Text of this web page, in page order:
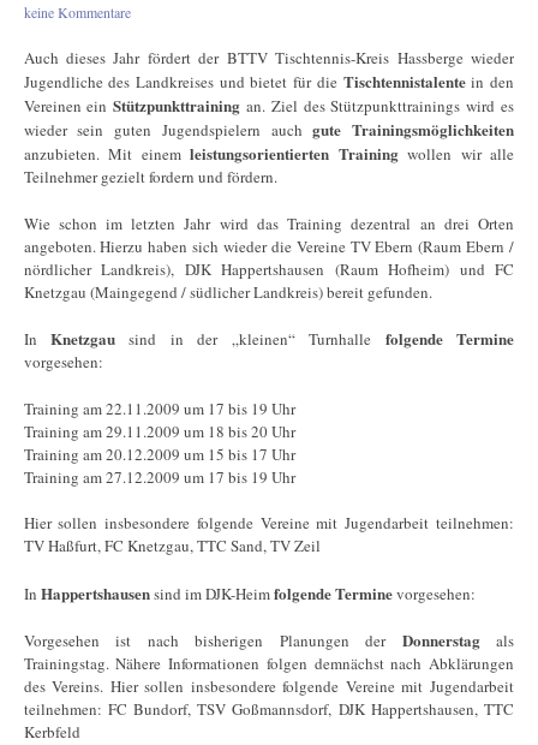
keine Kommentare
Auch dieses Jahr fördert der BTTV Tischtennis-Kreis Hassberge wieder
Jugendliche des Landkreises und bietet für die Tischtennistalentein den
Vereinen einStützpunkttraining an. Ziel des Stützpunkttrainings wird es
wieder sein guten Jugendspielern auchgute Trainingsmöglichkeiten
anzubieten. Mit einem leistungsorientierten Trainingwollen wir alle
Teilnehmer gezielt fordern und fördern.
Wie schon im letzten Jahr wird das Training dezentral an drei Orten
angeboten. Hierzu haben sich wieder die Vereine TV Ebern (Raum Ebern /
nördlicher Landkreis), DJK Happertshausen (Raum Hofheim) und FC
Knetzgau (Maingegend / südlicher Landkreis) bereit gefunden.
In Knetzgausind in der „kleinen“ Turnhalle folgende Termine
vorgesehen:
Training am 22.11.2009 um 17 bis 19 Uhr
Training am 29.11.2009 um 18 bis 20 Uhr
Training am 20.12.2009 um 15 bis 17 Uhr
Training am 27.12.2009 um 17 bis 19 Uhr
Hier sollen insbesondere folgende Vereine mit Jugendarbeit teilnehmen:
TV Haßfurt, FC Knetzgau, TTC Sand, TV Zeil
In Happertshausensind im DJK-Heimfolgende Terminevorgesehen:
Vorgesehen ist nach bisherigen Planungen der Donnerstagals
Trainingstag. Nähere Informationen folgen demnächst nach Abklärungen
des Vereins. Hier sollen insbesondere folgende Vereine mit Jugendarbeit
teilnehmen: FC Bundorf, TSV Goßmannsdorf, DJK Happertshausen, TTC
Kerbfeld